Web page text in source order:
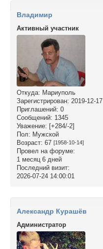
Владимир
Активный участник
Откуда: Мариуполь
Зарегистрирован: 2019-12-17
Приглашений: 0
Сообщений: 1345
Уважение: [+284/-2]
Пол: Мужской
Возраст: 67 [1958-10-14]
Провел на форуме:
1 месяц 6 дней
Последний визит:
2026-07-24 14:00:01
Александр Курашёв
Администратор